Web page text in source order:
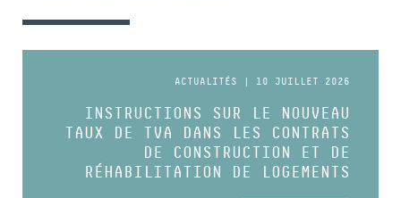
ACTUALITÉS | 10 JUILLET 2026
INSTRUCTIONS SUR LE NOUVEAU
TAUX DE TVA DANS LES CONTRATS
DE CONSTRUCTION ET DE
RÉHABILITATION DE LOGEMENTS